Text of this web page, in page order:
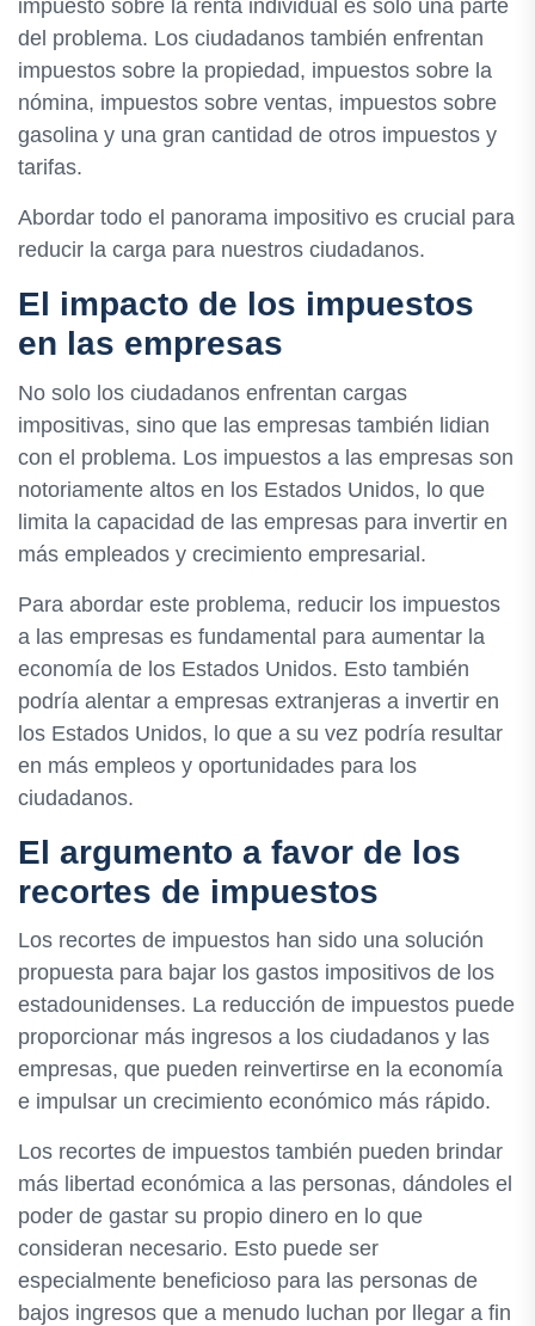
impuesto sobre la renta individual es solo una parte
del problema. Los ciudadanos también enfrentan
impuestos sobre la propiedad, impuestos sobre la
nómina, impuestos sobre ventas, impuestos sobre
gasolina y una gran cantidad de otros impuestos y
tarifas.
Abordar todo el panorama impositivo es crucial para
reducir la carga para nuestros ciudadanos.
El impacto de los impuestos
en las empresas
No solo los ciudadanos enfrentan cargas
impositivas, sino que las empresas también lidian
con el problema. Los impuestos a las empresas son
notoriamente altos en los Estados Unidos, lo que
limita la capacidad de las empresas para invertir en
más empleados y crecimiento empresarial.
Para abordar este problema, reducir los impuestos
a las empresas es fundamental para aumentar la
economía de los Estados Unidos. Esto también
podría alentar a empresas extranjeras a invertir en
los Estados Unidos, lo que a su vez podría resultar
en más empleos y oportunidades para los
ciudadanos.
El argumento a favor de los
recortes de impuestos
Los recortes de impuestos han sido una solución
propuesta para bajar los gastos impositivos de los
estadounidenses. La reducción de impuestos puede
proporcionar más ingresos a los ciudadanos y las
empresas, que pueden reinvertirse en la economía
e impulsar un crecimiento económico más rápido.
Los recortes de impuestos también pueden brindar
más libertad económica a las personas, dándoles el
poder de gastar su propio dinero en lo que
consideran necesario. Esto puede ser
especialmente beneficioso para las personas de
bajos ingresos que a menudo luchan por llegar a fin